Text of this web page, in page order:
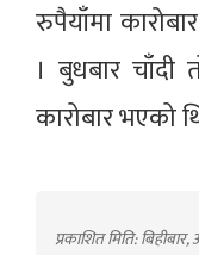
रुपैयाँमा
। बुधबार
कारोबार भएको
प्रकाशित मिति: